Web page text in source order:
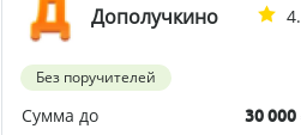
Дополучкино
Без поручителей
Сумма до 30 000